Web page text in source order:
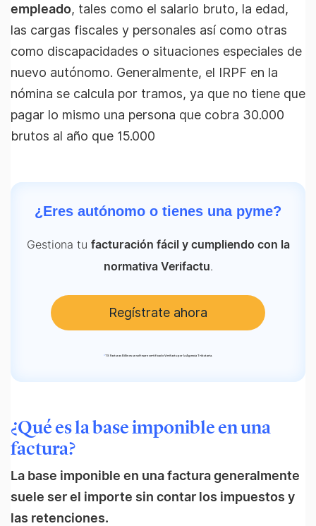
empleado, tales como el salario bruto, la edad,
las cargas fiscales y personales así como otras
como discapacidades o situaciones especiales de
nuevo autónomo. Generalmente, el IRPF en la
nómina se calcula por tramos, ya que no tiene que
pagar lo mismo una persona que cobra 30.000
brutos al año que 15.000
¿Eres autónomo o tienes una pyme?
Gestiona tu facturación fácil y cumpliendo con la
normativa Verifactu.
Regístrate ahora
*TS Facturas Billin es un software certificado Verifactu por la Agencia Tributaria.
¿Qué es la base imponible en una
factura?
La base imponible en una factura generalmente
suele ser el importe sin contar los impuestos y
las retenciones.